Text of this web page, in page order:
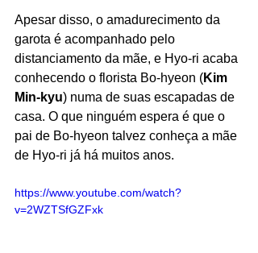
Apesar disso, o amadurecimento da
garota é acompanhado pelo
distanciamento da mãe, e Hyo-ri acaba
conhecendo o florista Bo-hyeon (Kim
Min-kyu) numa de suas escapadas de
casa. O que ninguém espera é que o
pai de Bo-hyeon talvez conheça a mãe
de Hyo-ri já há muitos anos.
https://www.youtube.com/watch?
v=2WZTSfGZFxk